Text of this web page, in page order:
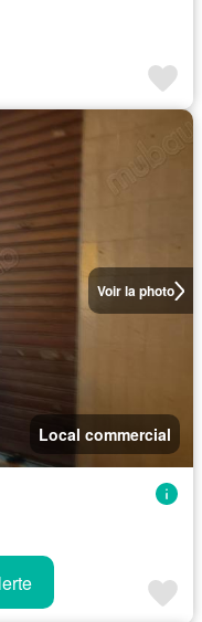
Voir la photo
Local commercial